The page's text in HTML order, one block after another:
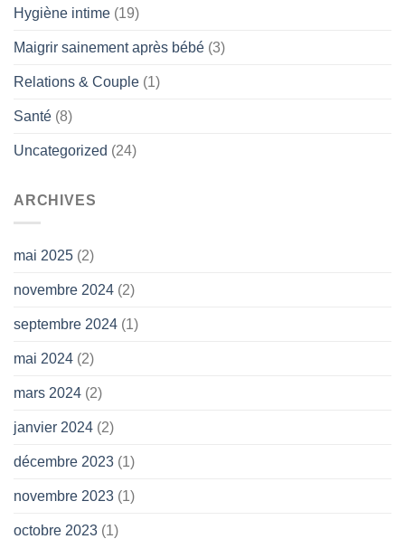
Hygiène intime (19)
Maigrir sainement après bébé (3)
Relations & Couple (1)
Santé (8)
Uncategorized (24)
ARCHIVES
mai 2025 (2)
novembre 2024 (2)
septembre 2024 (1)
mai 2024 (2)
mars 2024 (2)
janvier 2024 (2)
décembre 2023 (1)
novembre 2023 (1)
octobre 2023 (1)